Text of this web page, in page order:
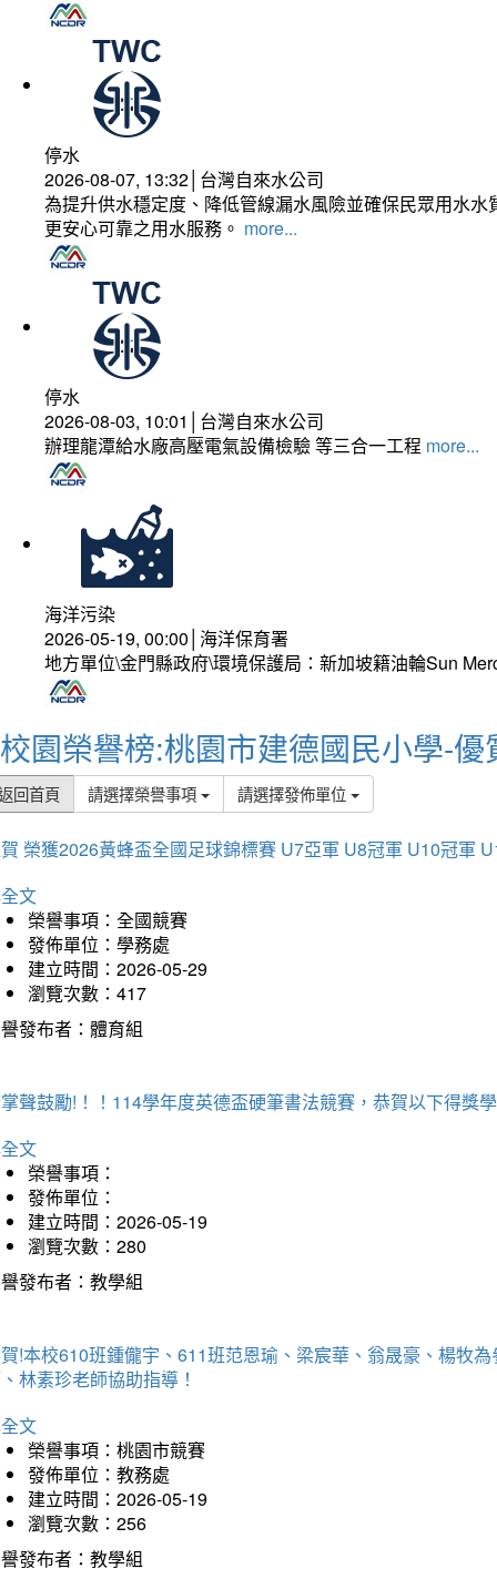
停水
2026-08-07, 13:32│台灣自來水公司
為提升供水穩定度、降低管線漏水風險並確保民眾用水
更安心可靠之用水服務。 more...
停水
2026-08-03, 10:01│台灣自來水公司
辦理龍潭給水廠高壓電氣設備檢驗 等三合一工程 more...
海洋污染
2026-05-19, 00:00│海洋保育署
地方單位\金門縣政府\環境保護局：新加坡籍油輪Sun
校園榮譽榜:桃園市建德國民小學-優
回首頁 請選擇榮譽事項 請選擇發佈單位
榮獲2026黃蜂盃全國足球錦標賽 U7亞軍 U8冠軍 U10冠軍
文
榮譽事項：全國競賽
發佈單位：學務處
建立時間：2026-05-29
瀏覽次數：417
發布者：體育組
聲鼓勵!！！114學年度英德盃硬筆書法競賽，恭賀以下得獎
文
榮譽事項：
發佈單位：
建立時間：2026-05-19
瀏覽次數：280
發布者：教學組
!本校610班鍾儱宇、611班范恩瑜、梁宸華、翁晟豪、楊牧
林素珍老師協助指導！
文
榮譽事項：桃園市競賽
發佈單位：教務處
建立時間：2026-05-19
瀏覽次數：256
發布者：教學組